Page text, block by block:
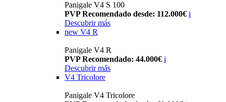
Panigale V4 S 100
PVP Recomendado desde: 112.000€ i
Descubrir más
new V4 R
Panigale V4 R
PVP Recomendado: 44.000€ i
Descubrir más
V4 Tricolore
Panigale V4 Tricolore